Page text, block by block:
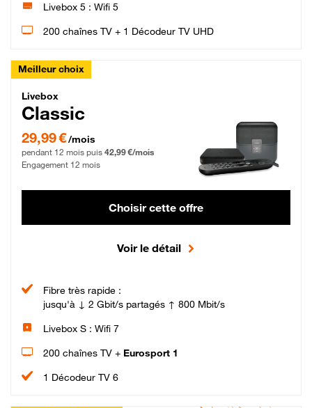
Livebox 5 : Wifi 5
200 chaînes TV + 1 Décodeur TV UHD
Meilleur choix
Livebox Classic Fibre
Livebox
Classic
29,99 € par mois pendant 12 mois puis 42,99 € par mois, Engagement 12 mois
29,99 €/mois
pendant 12 mois puis 42,99 €/mois
Engagement 12 mois
Choisir cette offre
Voir le détail
Fibre très rapide :
jusqu'à ↓ 2 Gbit/s partagés ↑ 800 Mbit/s
Livebox S : Wifi 7
200 chaînes TV + Eurosport 1
1 Décodeur TV 6